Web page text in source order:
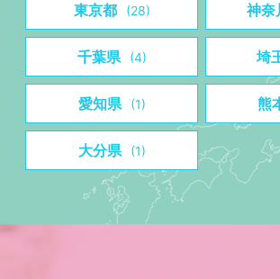
東京都 (28) 神奈
千葉県 (4) 埼
愛知県 (1) 熊
大分県 (1)